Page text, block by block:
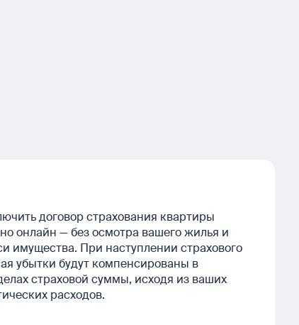
договор страхования квартиры
онлайн — без осмотра вашего жилья и
имущества. При наступлении страхового
убытки будут компенсированы в
страховой суммы, исходя из ваших
расходов.